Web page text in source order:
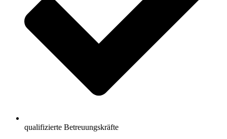
qualifizierte Betreuungskräfte